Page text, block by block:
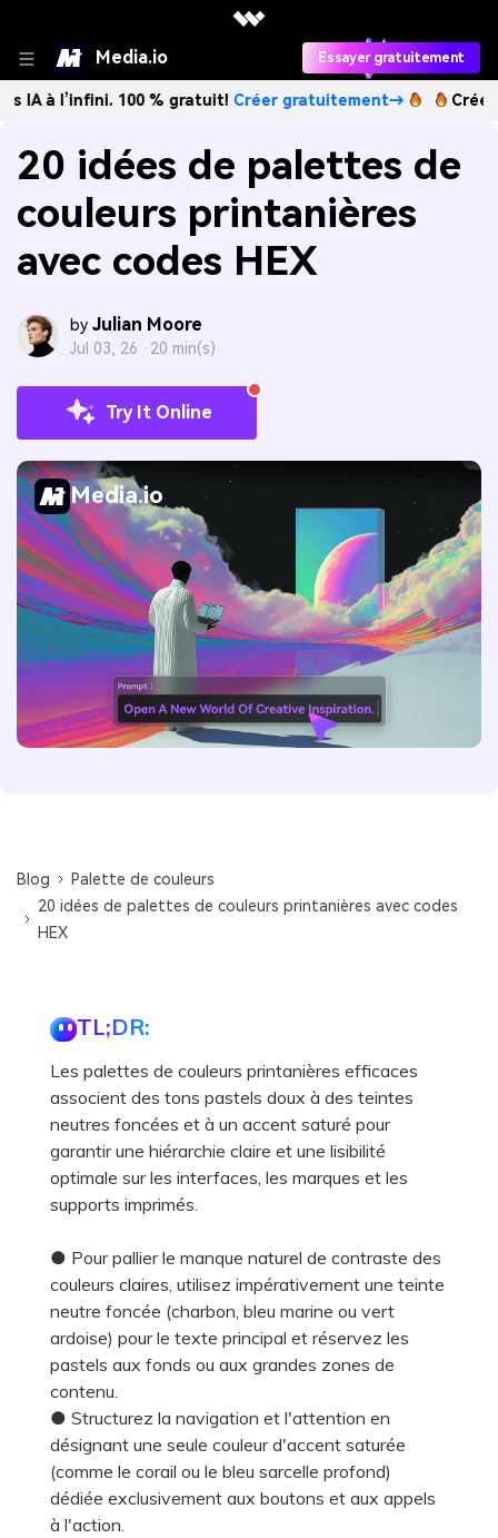
Media.io Essayer gratuitement
100 % gratuit!Créer gratuitement→ Créez des
20 idées de palettes de
couleurs printanières
avec codes HEX
by Julian Moore
Jul 03, 26 · 20 min(s)
Try It Online
Media.io
Blog
Palette de couleurs
20 idées de palettes de couleurs printanières avec codes
HEX
TL;DR:
Les palettes de couleurs printanières efficaces
associent des tons pastels doux à des teintes
neutres foncées et à un accent saturé pour
garantir une hiérarchie claire et une lisibilité
optimale sur les interfaces, les marques et les
supports imprimés.
● Pour pallier le manque naturel de contraste des
couleurs claires, utilisez impérativement une teinte
neutre foncée (charbon, bleu marine ou vert
ardoise) pour le texte principal et réservez les
pastels aux fonds ou aux grandes zones de
contenu.
● Structurez la navigation et l'attention en
désignant une seule couleur d'accent saturée
(comme le corail ou le bleu sarcelle profond)
dédiée exclusivement aux boutons et aux appels
à l'action.